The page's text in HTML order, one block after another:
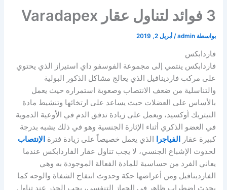
3 فوائد لتناول عقار Varadapex
بواسطة admin
/أبريل 2, 2019
فاردابكس
فاردابكس ينتمي إلى مجموعة الفوسفو داي استيراز الذي يحتوي
على مركب فاردينافيل الذي يعالج مشاكل الذكور البولية
والتناسلية من ضعف الانتصاب وصعوبة استمراره حيث يعمل
بالأساس على العضلات حيث يساعد على ارتخائها وتنشيط مادة
النيتريك أوكسيد، ويعمل على زيادة تدفق الدم في الأوعية الدموية
في العضو الذكري أثناء الإثارة الجنسية وهو في ذلك يشبه بدرجة
كبيرة عقار
الفياجرا الذي يعمل خصيصاً على زيادة فترة الإنتصاب
لحدوث الإشباع الجنسي، لا يجب تناول عقار الفاردابكس عندما
يعاني الفرد من حساسية للمادة الفعالة الموجودة به وهي
الفاردينافيل ومن أعراضها حكة وحدوث انتفاخ الشفاة والوجه كما
يحدث اضطراب ظاهر في الجهاز التنفسي، يجب الحذر عند تناول